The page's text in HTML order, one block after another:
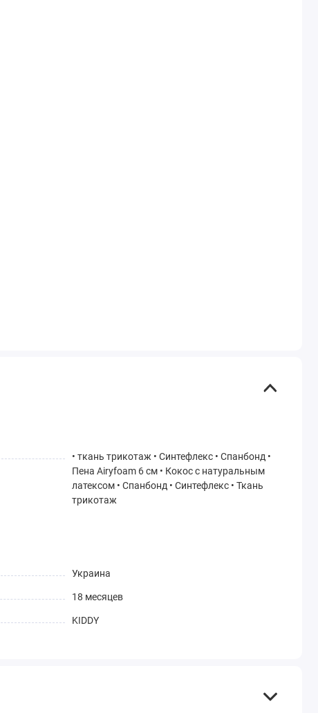
• ткань трикотаж • Синтефлекс • Спанбонд •
Пена Airyfoam 6 см • Кокос с натуральным
латексом • Спанбонд • Синтефлекс • Ткань
трикотаж
Украина
18 месяцев
KIDDY